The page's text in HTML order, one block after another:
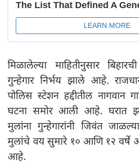
मिळालेल्या माहितीनुसार
गुन्हेगार निर्भय झाले आहे.
पोलिस स्टेशन हद्दीतील नागवान
घटना समोर आली आहे. घरात
मुलांना गुन्हेगारांनी जिवंत
मुलांचे वय सुमारे १० आणि १२ वर्षे
आहे.